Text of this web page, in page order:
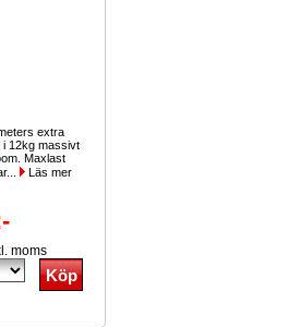
extra
i 12kg massivt
Maxlast
Läs mer
moms